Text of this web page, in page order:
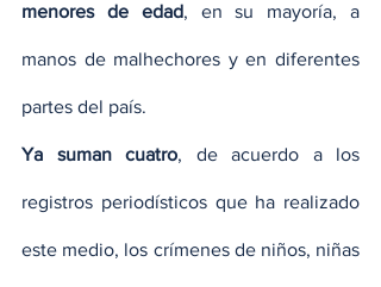
menores de edad, en su mayoría, a
manos de malhechores y en diferentes
partes del país.
Ya suman cuatro, de acuerdo a los
registros periodísticos que ha realizado
este medio, los crímenes de niños, niñas